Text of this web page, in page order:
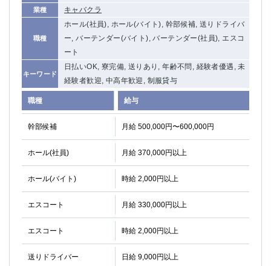
業種 キャバクラ
職種
ホール(社員), ホール(バイト), 幹部候補, 送りドライバ
ー, バーテンダー(バイト), バーテンダー(社員), エスコ
ート
キーワード
日払いOK, 寮完備, 送りあり, 年齢不問, 経験者優遇, 未
経験者歓迎, 中高年歓迎, 制服貸与
職種 給与
幹部候補 月給 500,000円〜600,000円
ホール(社員) 月給 370,000円以上
ホール(バイト) 時給 2,000円以上
エスコート 月給 330,000円以上
エスコート 時給 2,000円以上
送りドライバー 日給 9,000円以上